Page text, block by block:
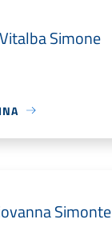
Vitalba Simone
Simonte